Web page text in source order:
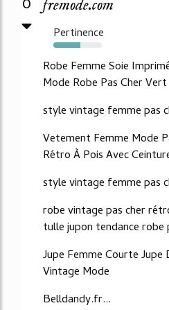
fremode.com
Pertinence
56%
Robe Femme Soie
Mode Robe Pas Cher Vert
style vintage femme pas
Vetement Femme Mode
Rétro À Pois Avec
style vintage femme pas
robe vintage pas cher
tulle jupon tendance robe
Jupe Femme Courte
Vintage Mode
Belldandy.fr...